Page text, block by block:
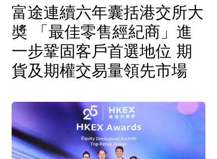
富途連續六年囊括港交所大
奬 「最佳零售經紀商」進
一步鞏固客戶首選地位 期
貨及期權交易量領先市場